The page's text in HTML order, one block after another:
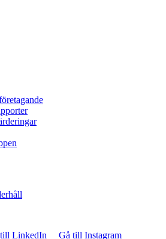
LinkedIn Gå till Instagram